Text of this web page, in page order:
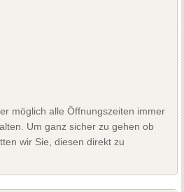
möglich alle Öffnungszeiten immer
Um ganz sicher zu gehen ob
wir Sie, diesen direkt zu